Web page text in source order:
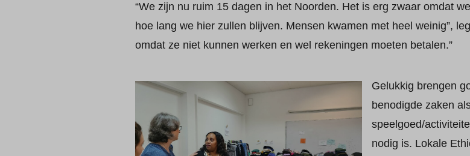
“We zijn nu ruim 15 dagen in het Noorden. Het is erg zwaar omdat
hoe lang we hier zullen blijven. Mensen kwamen met heel weinig”,
omdat ze niet kunnen werken en wel rekeningen moeten betalen.”
Gelukkig brengen
benodigde zaken
speelgoed/
nodig is. Lokale